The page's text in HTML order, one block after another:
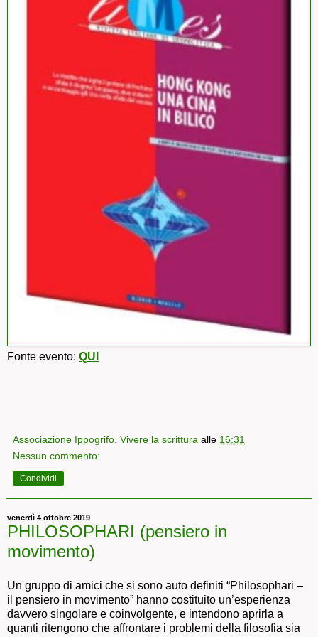
Fonte evento: QUI
Associazione Ippogrifo. Vivere la scrittura alle 16:31
Nessun commento:
Condividi
venerdì 4 ottobre 2019
PHILOSOPHARI (pensiero in
movimento)
Un gruppo di amici che si sono auto definiti “Philosophari –
il pensiero in movimento” hanno costituito un’esperienza
davvero singolare e coinvolgente, e intendono aprirla a
quanti ritengono che affrontare i problemi della filosofia sia